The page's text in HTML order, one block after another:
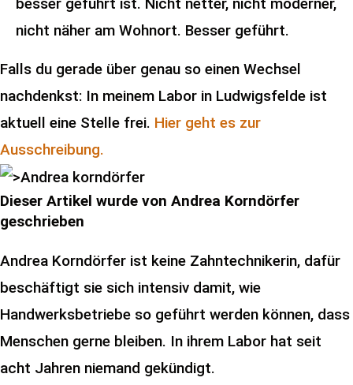
besser geführt ist. Nicht netter, nicht moderner,
nicht näher am Wohnort. Besser geführt.
Falls du gerade über genau so einen Wechsel
nachdenkst: In meinem Labor in Ludwigsfelde ist
aktuell eine Stelle frei. Hier geht es zur
Ausschreibung.
Dieser Artikel wurde von Andrea Korndörfer
geschrieben
Andrea Korndörfer ist keine Zahntechnikerin, dafür
beschäftigt sie sich intensiv damit, wie
Handwerksbetriebe so geführt werden können, dass
Menschen gerne bleiben. In ihrem Labor hat seit
acht Jahren niemand gekündigt.